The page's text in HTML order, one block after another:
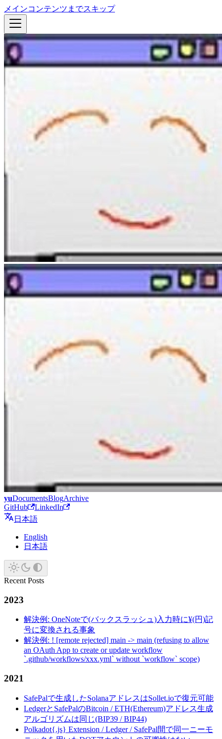
メインコンテンツまでスキップ
yuDocumentsBlogArchive
GitHub
LinkedIn
日本語
English
日本語
Recent Posts
2023
解決例: OneNoteで(バックスラッシュ)入力時に¥(円)記
号に変換される事象
解決例: ! [remote rejected] main -> main (refusing to allow
an OAuth App to create or update workflow
`.github/workflows/xxx.yml` without `workflow` scope)
2021
SafePalで生成したSolanaアドレスはSollet.ioで復元可能
LedgerとSafePalのBitcoin / ETH(Ethereum)アドレス生成
アルゴリズムは同じ(BIP39 / BIP44)
Polkadot{.js} Extension / Ledger / SafePal間で同一ニーモ